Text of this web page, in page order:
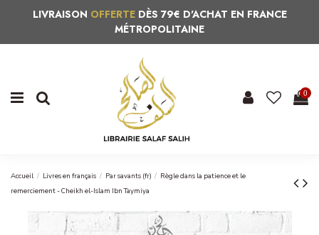
LIVRAISON OFFERTEDÈS 79€ D'ACHAT EN FRANCE
MÉTROPOLITAINE
0
Accueil Livres en français Par savants (fr)
Règle dans la patience et le
remerciement - Cheikh el-Islam Ibn Taymiya